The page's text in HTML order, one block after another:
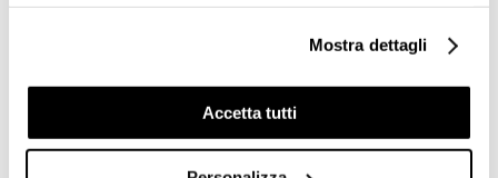
Cookie di profilazione/marketing: sono utilizzati, solo
previo tuo consenso, per esaminare le tue abitudini di
navigazione e mostrarti quindi avvisi pubblicitari mirati, in
linea con le tue preferenze.
Mostra dettagli
Accetta tutti
Share: